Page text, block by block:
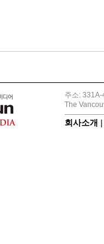
주소:
The
회사소개